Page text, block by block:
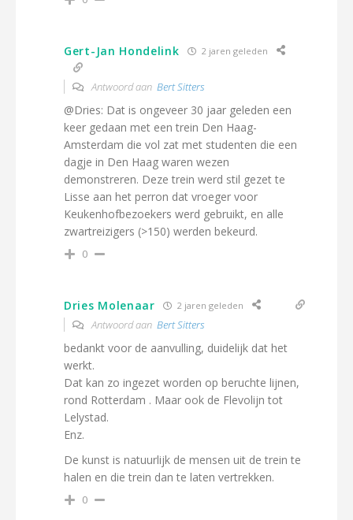
Gert-Jan Hondelink 2 jaren geleden
Antwoord aan Bert Sitters
@Dries: Dat is ongeveer 30 jaar geleden een
keer gedaan met een trein Den Haag-
Amsterdam die vol zat met studenten die een
dagje in Den Haag waren wezen
demonstreren. Deze trein werd stil gezet te
Lisse aan het perron dat vroeger voor
Keukenhofbezoekers werd gebruikt, en alle
zwartreizigers (>150) werden bekeurd.
0
Dries Molenaar 2 jaren geleden
Antwoord aan Bert Sitters
bedankt voor de aanvulling, duidelijk dat het
werkt.
Dat kan zo ingezet worden op beruchte lijnen,
rond Rotterdam . Maar ook de Flevolijn tot
Lelystad.
Enz.
De kunst is natuurlijk de mensen uit de trein te
halen en die trein dan te laten vertrekken.
0